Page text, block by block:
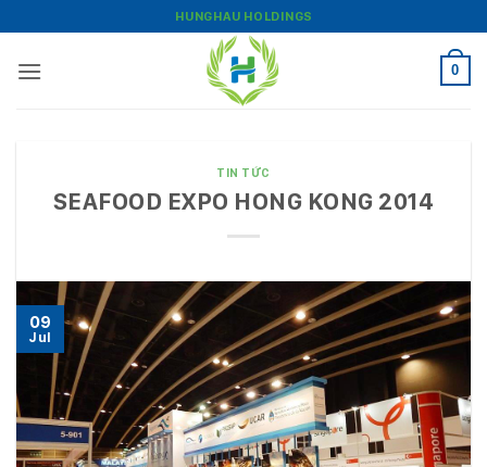
qua
nội
HUNGHAU HOLDINGS
0
TIN TỨC
SEAFOOD EXPO HONG KONG 2014
09
Jul